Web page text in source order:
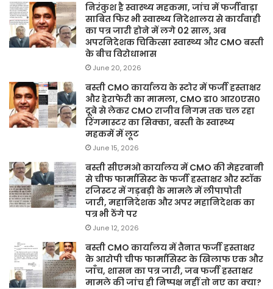
निरंकुश है स्वास्थ्य महकमा, जांच में फर्जीवाड़ा
साबित फिर भी स्वास्थ्य निदेशालय से कार्यवाही
का पत्र जारी होने में लगे 02 साल, अब
अपरनिदेशक चिकित्सा स्वास्थ्य और CMO बस्ती
के बीच विरोधाभास
June 20, 2026
बस्ती CMO कार्यालय के स्टोर में फर्जी हस्ताक्षर
और हेराफेरी का मामला, CMO डा० आर०एस०
दूबे से लेकर CMO राजीव निगम तक चल रहा
रिंगमास्टर का सिक्का, बस्ती के स्वास्थ्य
महकमें में लूट
June 15, 2026
बस्ती सीएमओ कार्यालय में CMO की मेहरबानी
से चीफ फार्मासिस्ट के फर्जी हस्ताक्षर और स्टॉक
रजिस्टर में गड़बड़ी के मामले में लीपापोती
जारी, महानिदेशक और अपर महानिदेशक का
पत्र भी ठेंगे पर
June 12, 2026
बस्ती CMO कार्यालय में तैनात फर्जी हस्ताक्षर
के आरोपी चीफ फार्मासिस्ट के खिलाफ एक और
जाँच, शासन का पत्र जारी, जब फर्जी हस्ताक्षर
मामले की जांच ही निष्पक्ष नहीं तो नए का क्या?